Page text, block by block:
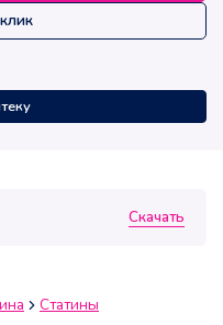
Скачать
Статины